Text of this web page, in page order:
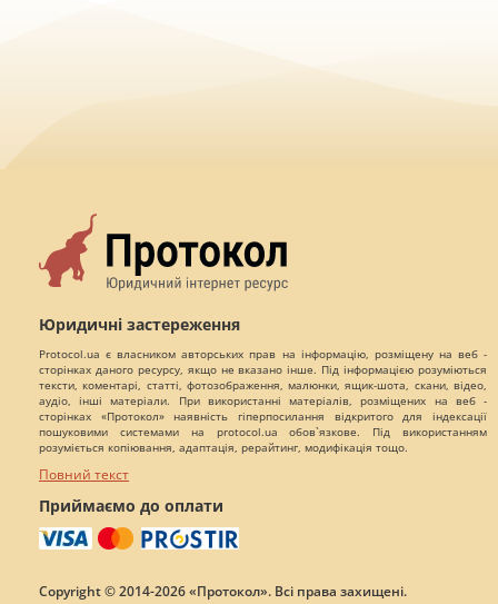
Юридичні застереження
Protocol.ua є власником авторських прав на інформацію, розміщену на веб -
сторінках даного ресурсу, якщо не вказано інше. Під інформацією розуміються
тексти, коментарі, статті, фотозображення, малюнки, ящик-шота, скани, відео,
аудіо, інші матеріали. При використанні матеріалів, розміщених на веб -
сторінках «Протокол» наявність гіперпосилання відкритого для індексації
пошуковими системами на protocol.ua обов`язкове. Під використанням
розуміється копіювання, адаптація, рерайтинг, модифікація тощо.
Повний текст
Приймаємо до оплати
Copyright © 2014-2026 «Протокол». Всі права захищені.